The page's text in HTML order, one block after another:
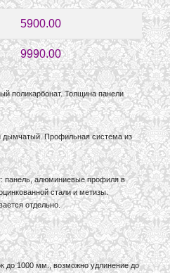
5900.00
9990.00
поликарбонат. Толщина панели
дымчатый. Профильная система из
панель, алюминиевые профиля в
стали и метизы.
отдельно.
до 1000 мм., возможно удлинение до